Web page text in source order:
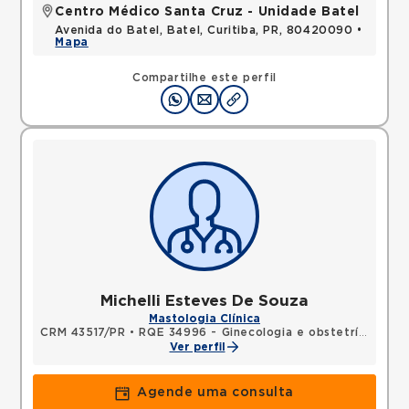
Compartilhe este perfil
Centro Médico Santa Cruz - Unidade Batel
Avenida do Batel, Batel, Curitiba, PR, 80420090 •
Mapa
Michelli Esteves De Souza
Mastologia Clínica
CRM 43517/PR • RQE 34996 - Ginecologia e obstetrícia
Ver perfil
Agende uma consulta